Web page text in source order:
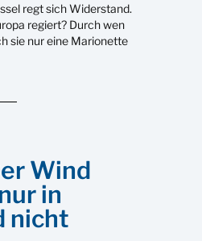
regt sich Widerstand.
regiert? Durch wen
sie nur eine Marionette
Wind
in
nicht